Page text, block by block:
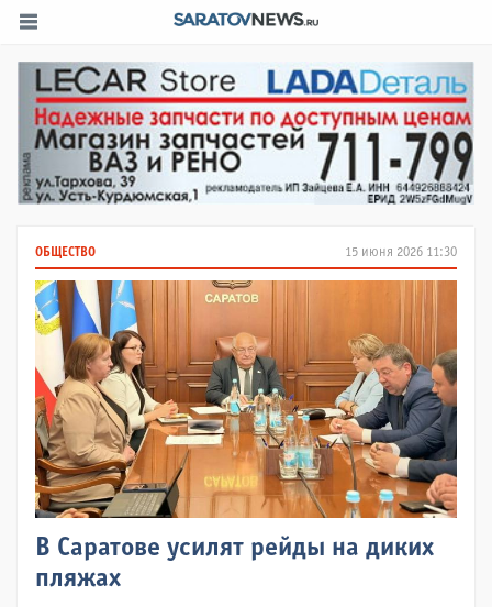
15 июня 2026 11:30
ОБЩЕСТВО
В Саратове усилят рейды на диких
пляжах